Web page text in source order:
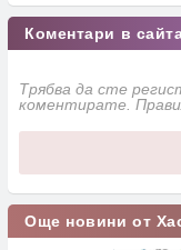
Коментари в
Трябва да сте
коментирате.
Още новини от